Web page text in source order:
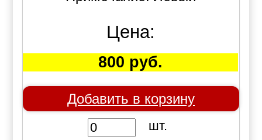
Цена:
800 руб.
Добавить в корзину
шт.